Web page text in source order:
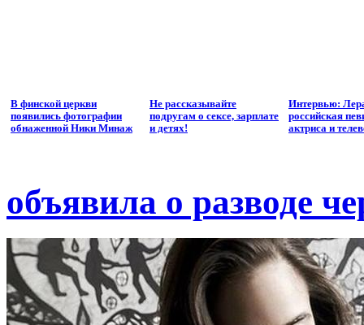
В финской церкви
появились фотографии
обнаженной Ники Минаж
Не рассказывайте
подругам о сексе, зарплате
и детях!
Интервью:
российская
актриса и
объявила о разводе